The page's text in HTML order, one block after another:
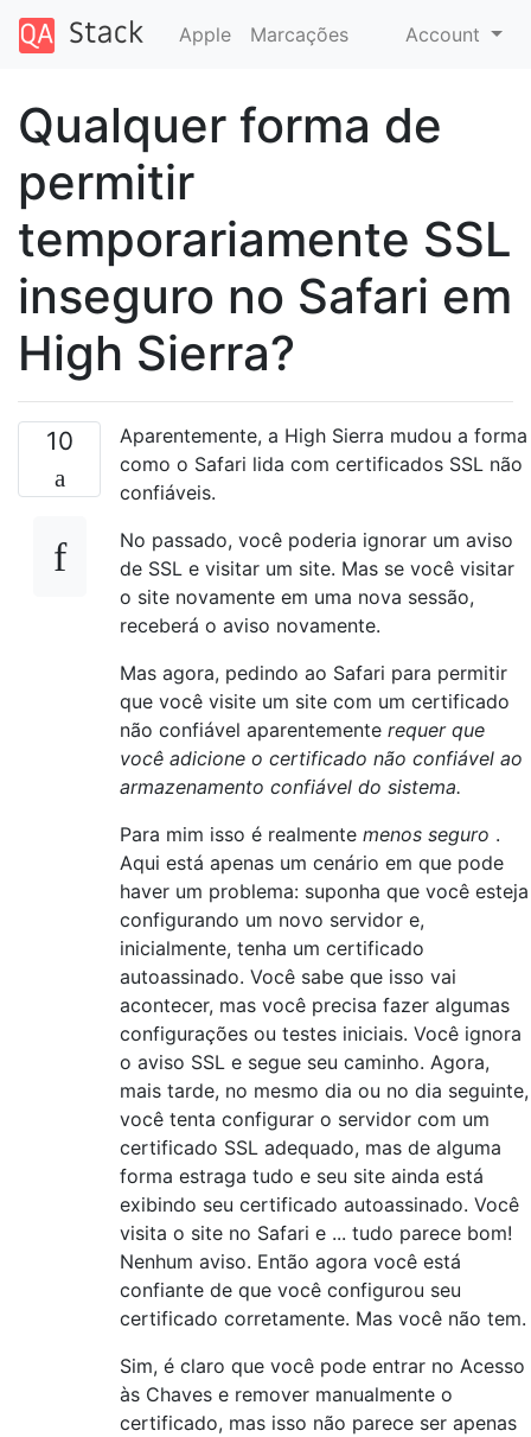
Apple Marcações Account
Qualquer forma de
permitir
temporariamente SSL
inseguro no Safari em
High Sierra?
10
Aparentemente, a High Sierra mudou a forma
como o Safari lida com certificados SSL não
confiáveis.
No passado, você poderia ignorar um aviso
de SSL e visitar um site. Mas se você visitar
o site novamente em uma nova sessão,
receberá o aviso novamente.
Mas agora, pedindo ao Safari para permitir
que você visite um site com um certificado
não confiável aparentemente requer que
você adicione o certificado não confiável ao
armazenamento confiável do sistema.
Para mim isso é realmente menos seguro .
Aqui está apenas um cenário em que pode
haver um problema: suponha que você esteja
configurando um novo servidor e,
inicialmente, tenha um certificado
autoassinado. Você sabe que isso vai
acontecer, mas você precisa fazer algumas
configurações ou testes iniciais. Você ignora
o aviso SSL e segue seu caminho. Agora,
mais tarde, no mesmo dia ou no dia seguinte,
você tenta configurar o servidor com um
certificado SSL adequado, mas de alguma
forma estraga tudo e seu site ainda está
exibindo seu certificado autoassinado. Você
visita o site no Safari e ... tudo parece bom!
Nenhum aviso. Então agora você está
confiante de que você configurou seu
certificado corretamente. Mas você não tem.
Sim, é claro que você pode entrar no Acesso
às Chaves e remover manualmente o
certificado, mas isso não parece ser apenas